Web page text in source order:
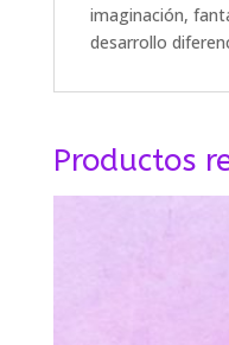
imaginación,
desarrollo
Productos